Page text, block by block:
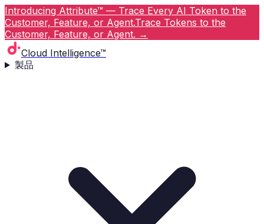
Introducing Attribute™ — Trace Every AI Token to the
Customer, Feature, or Agent.Trace Tokens to the
Customer, Feature, or Agent. →
Cloud Intelligence™
製品